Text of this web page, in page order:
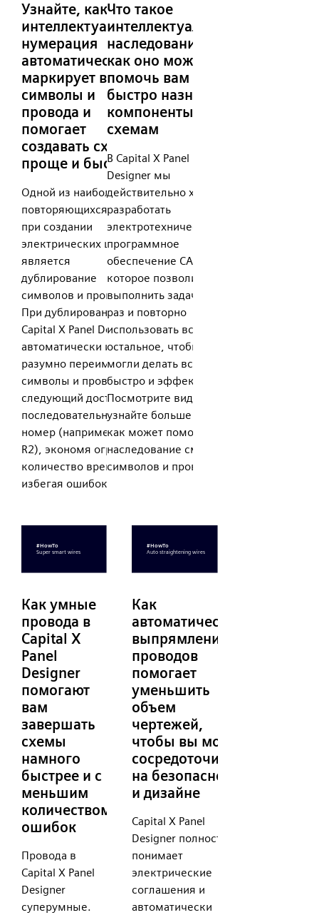
Узнайте, как
интеллектуальная
нумерация
автоматически
маркирует ваши
символы и
провода и
помогает
создавать схемы
проще и быстрее.
Одной из наиболее
повторяющихся задач
при создании
электрических цепей
является
дублирование
символов и проводов.
При дублировании
Capital X Panel Designer
автоматически и
разумно переименует
символы и провода в
следующий доступный
последовательный
номер (например: R1 в
R2), экономя огромное
количество времени и
избегая ошибок.
Что такое
интеллектуальное
наследование и
как оно может
помочь вам
быстро назначить
компоненты
схемам
В Capital X Panel
Designer мы
действительно хотели
разработать
электротехническое
программное
обеспечение САПР,
которое позволит вам
выполнить задачу один
раз и повторно
использовать все
остальное, чтобы вы
могли делать все
быстро и эффективно.
Посмотрите видео и
узнайте больше о том,
как может помочь
наследование смарт-
символов и проводов.
Как умные
провода в
Capital X
Panel
Designer
помогают
вам
завершать
схемы
намного
быстрее и с
меньшим
количеством
ошибок
Провода в
Capital X Panel
Designer
суперумные.
Как
автоматическое
выпрямление
проводов
помогает
уменьшить
объем
чертежей,
чтобы вы могли
сосредоточиться
на безопасности
и дизайне
Capital X Panel
Designer полностью
понимает
электрические
соглашения и
автоматически